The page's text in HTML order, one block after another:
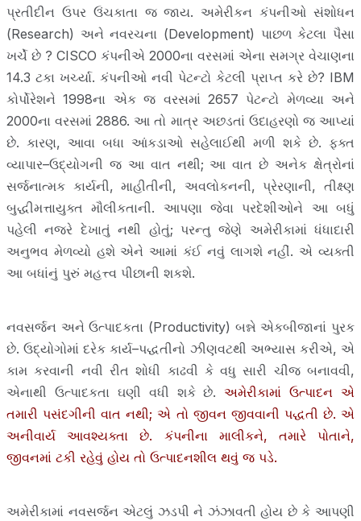
પ્રતીદીન ઉપર ઉંચકાતા જ જાય. અમેરીકન કંપનીઓ સંશોધન
(Research) અને નવરચના (Development) પાછળ કેટલા પૈસા
ખર્ચે છે ? CISCO કંપનીએ 2000ના વરસમાં એના સમગ્ર વેચાણના
14.3 ટકા ખર્ચ્યા. કંપનીઓ નવી પેટન્ટો કેટલી પ્રાપ્ત કરે છે? IBM
કોર્પોરેશને 1998ના એક જ વરસમાં 2657 પેટન્ટો મેળવ્યા અને
2000ના વરસમાં 2886. આ તો માત્ર અછડતાં ઉદાહરણો જ આપ્યાં
છે. કારણ, આવા બધા આંકડાઓ સહેલાઈથી મળી શકે છે. ફક્ત
વ્યાપાર–ઉદ્યોગની જ આ વાત નથી; આ વાત છે અનેક ક્ષેત્રોનાં
સર્જનાત્મક કાર્યની, માહીતીની, અવલોકનની, પ્રેરણાની, તીક્ષ્ણ
બુદ્ધીમત્તાયુક્ત મૌલીકતાની. આપણા જેવા પરદેશીઓને આ બધું
પહેલી નજરે દેખાતું નથી હોતું; પરન્તુ જેણે અમેરીકામાં ધંધાદારી
અનુભવ મેળવ્યો હશે એને આમાં કંઈ નવું લાગશે નહીં. એ વ્યક્તી
આ બધાંનું પુરું મહત્ત્વ પીછાની શકશે.
નવસર્જન અને ઉત્પાદકતા (Productivity) બન્ને એકબીજાનાં પુરક
છે. ઉદ્યોગોમાં દરેક કાર્ય–પદ્ધતીનો ઝીણવટથી અભ્યાસ કરીએ, એ
કામ કરવાની નવી રીત શોધી કાઢવી કે વધુ સારી ચીજ બનાવવી,
એનાથી ઉત્પાદકતા ઘણી વધી શકે છે.અમેરીકામાં ઉત્પાદન એ
તમારી પસંદગીની વાત નથી; એ તો જીવન જીવવાની પદ્ધતી છે. એ
અનીવાર્ય આવશ્યક્તા છે. કંપનીના માલીકને, તમારે પોતાને,
જીવનમાં ટકી રહેવું હોય તો ઉત્પાદનશીલ થવું જ પડે.
અમેરીકામાં નવસર્જન એટલું ઝડપી ને ઝંઝાવતી હોય છે કે આપણી